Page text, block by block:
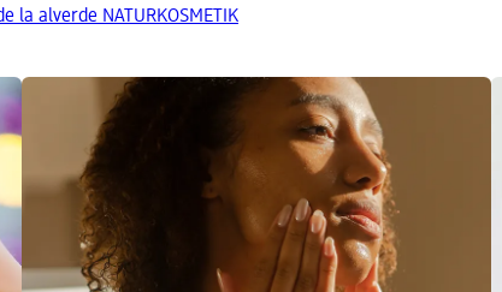
la alverde NATURKOSMETIK